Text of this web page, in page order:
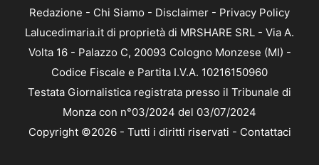
Redazione - Chi Siamo - Disclaimer - Privacy Policy
Lalucedimaria.it di proprietà di MRSHARE SRL - Via A.
Volta 16 - Palazzo C, 20093 Cologno Monzese (MI) -
Codice Fiscale e Partita I.V.A. 10216150960
Testata Giornalistica registrata presso il Tribunale di
Monza con n°03/2024 del 03/07/2024
Copyright ©2026 - Tutti i diritti riservati - Contattaci